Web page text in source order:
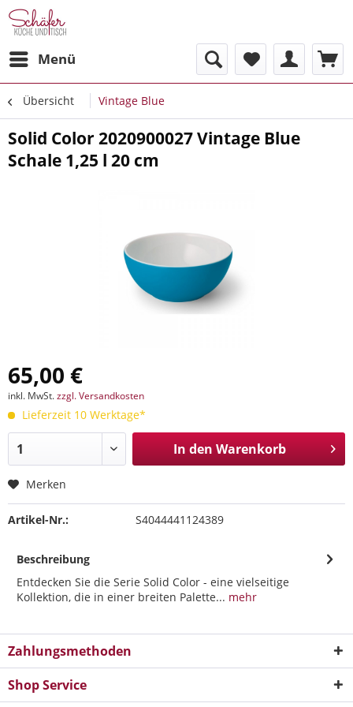
Menü
Übersicht Vintage Blue
Solid Color 2020900027 Vintage Blue
Schale 1,25 l 20 cm
65,00 €
inkl. MwSt.zzgl. Versandkosten
Lieferzeit 10 Werktage*
In den Warenkorb
Merken
Artikel-Nr.: S4044441124389
Beschreibung
Entdecken Sie die Serie Solid Color - eine vielseitige
Kollektion, die in einer breiten Palette... mehr
Zahlungsmethoden
Shop Service